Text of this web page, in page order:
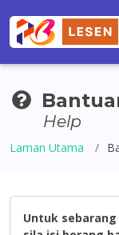
Help
Laman Utama
Untuk